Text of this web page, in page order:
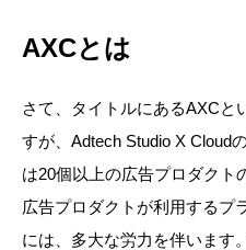
AXCとは
さて、タイトルにあるAXCと
すが、 Adtech Studio X Cloud
は20個以上の広告プロダクト
広告プロダクトが利用するプ
には、多大な労力を伴います